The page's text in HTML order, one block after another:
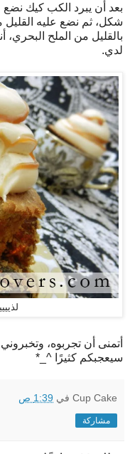
بعد أن يبرد الكب كيك نضع
شكل، ثم نضع عليه
بالقليل من الملح البحري،
لدي.
أتمنى أن تجربوه،
سيعجبكم كثيرًا ^_*
Cup Cake في 1:39 ص
مشاركة